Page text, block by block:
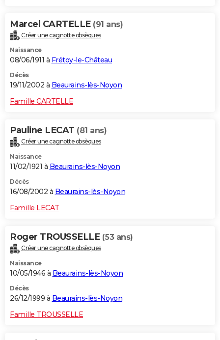
Marcel CARTELLE (91 ans)
Créer une cagnotte obsèques
Naissance
08/06/1911 à Frétoy-le-Château
Décès
19/11/2002 à Beaurains-lès-Noyon
Famille CARTELLE
Pauline LECAT (81 ans)
Créer une cagnotte obsèques
Naissance
11/02/1921 à Beaurains-lès-Noyon
Décès
16/08/2002 à Beaurains-lès-Noyon
Famille LECAT
Roger TROUSSELLE (53 ans)
Créer une cagnotte obsèques
Naissance
10/05/1946 à Beaurains-lès-Noyon
Décès
26/12/1999 à Beaurains-lès-Noyon
Famille TROUSSELLE